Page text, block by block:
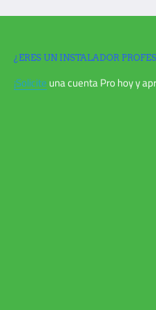
¿ERES UN INSTALADOR
¡Solicite una cuenta Pro hoy y